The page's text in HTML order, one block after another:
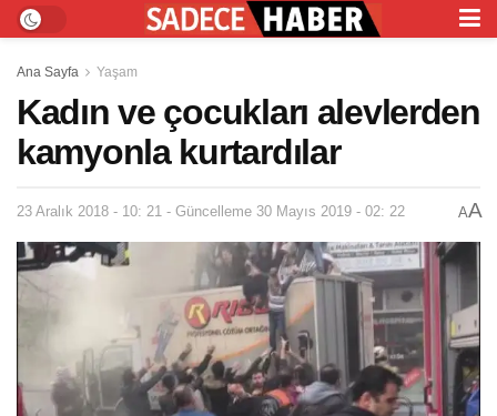
Ana Sayfa Yaşam
Kadın ve çocukları alevlerden
kamyonla kurtardılar
23 Aralık 2018 - 10: 21 - Güncelleme 30 Mayıs 2019 - 02: 22 AA